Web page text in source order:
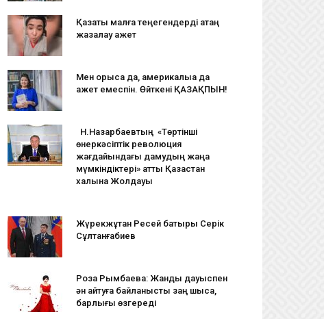
Қазақты малға теңегендерді қатаң
жазалау қажет
Мен орысқа да, америкалыққа да
қажет емеспін. Өйткені ҚАЗАҚПЫН!
Н.Назарбаевтың «Төртінші
өнеркәсіптік революция
жағдайындағы дамудың жаңа
мүмкіндіктері» атты Қазақстан
халқына Жолдауы
Жүрекжұтқан Ресей батыры Серік
Сұлтанғабиев
Роза Рымбаева: Жанды дауыспен
ән айтуға байланысты заң шықса,
барлығы өзгереді